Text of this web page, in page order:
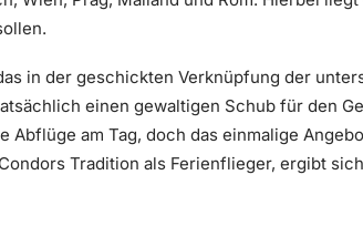
in der geschickten Verknüpfung der
einen gewaltigen Schub für den
Abflüge am Tag, doch das einmalige
Tradition als Ferienflieger, ergibt